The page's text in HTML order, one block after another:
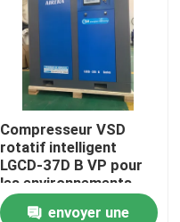
Compresseur VSD
rotatif intelligent
LGCD-37D B VP pour
les environnements
industriels exigeants
envoyer une